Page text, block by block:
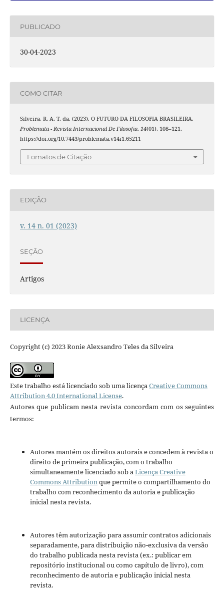
PUBLICADO
30-04-2023
COMO CITAR
Silveira, R. A. T. da. (2023). O FUTURO DA FILOSOFIA BRASILEIRA.
Problemata - Revista Internacional De Filosofia, 14(01), 108–121.
https://doi.org/10.7443/problemata.v14i1.65211
Fomatos de Citação
EDIÇÃO
v. 14 n. 01 (2023)
SEÇÃO
Artigos
LICENÇA
Copyright (c) 2023 Ronie Alexsandro Teles da Silveira
Este trabalho está licenciado sob uma licençaCreative Commons
Attribution 4.0 International License.
Autores que publicam nesta revista concordam com os seguintes
termos:
Autores mantém os direitos autorais e concedem à revista o
direito de primeira publicação, com o trabalho
simultaneamente licenciado sob aLicença Creative
Commons Attributionque permite o compartilhamento do
trabalho com reconhecimento da autoria e publicação
inicial nesta revista.
Autores têm autorização para assumir contratos adicionais
separadamente, para distribuição não-exclusiva da versão
do trabalho publicada nesta revista (ex.: publicar em
repositório institucional ou como capítulo de livro), com
reconhecimento de autoria e publicação inicial nesta
revista.